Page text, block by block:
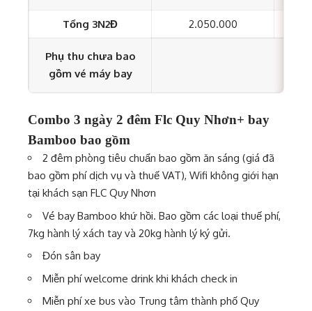
Tổng 3N2Đ 2.050.000
Phụ thu chưa bao
gồm vé máy bay
Combo 3 ngày 2 đêm Flc Quy Nhơn+ bay
Bamboo bao gồm
2 đêm phòng tiêu chuẩn bao gồm ăn sáng (giá đã
bao gồm phí dịch vụ và thuế VAT), Wifi không giới hạn
tại khách sạn FLC Quy Nhơn
Vé bay Bamboo khứ hồi. Bao gồm các loại thuế phí,
7kg hành lý xách tay và 20kg hành lý ký gửi.
Đón sân bay
Miễn phí welcome drink khi khách check in
Miễn phí xe bus vào Trung tâm thành phố Quy